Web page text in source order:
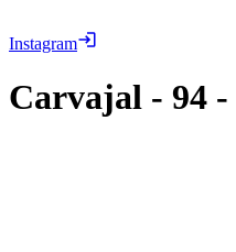
Instagram
Carvajal - 94 -